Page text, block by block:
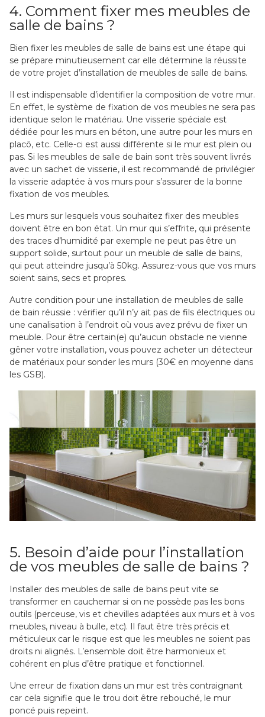
4. Comment fixer mes meubles de
salle de bains ?
Bien fixer les meubles de salle de bains est une étape qui
se prépare minutieusement car elle détermine la réussite
de votre projet d’installation de meubles de salle de bains.
Il est indispensable d’identifier la composition de votre mur.
En effet, le système de fixation de vos meubles ne sera pas
identique selon le matériau. Une visserie spéciale est
dédiée pour les murs en béton, une autre pour les murs en
placô, etc. Celle-ci est aussi différente si le mur est plein ou
pas. Si les meubles de salle de bain sont très souvent livrés
avec un sachet de visserie, il est recommandé de privilégier
la visserie adaptée à vos murs pour s’assurer de la bonne
fixation de vos meubles.
Les murs sur lesquels vous souhaitez fixer des meubles
doivent être en bon état. Un mur qui s’effrite, qui présente
des traces d’humidité par exemple ne peut pas être un
support solide, surtout pour un meuble de salle de bains,
qui peut atteindre jusqu’à 50kg. Assurez-vous que vos murs
soient sains, secs et propres.
Autre condition pour une installation de meubles de salle
de bain réussie : vérifier qu’il n’y ait pas de fils électriques ou
une canalisation à l’endroit où vous avez prévu de fixer un
meuble. Pour être certain(e) qu’aucun obstacle ne vienne
gêner votre installation, vous pouvez acheter un détecteur
de matériaux pour sonder les murs (30€ en moyenne dans
les GSB).
5. Besoin d’aide pour l’installation
de vos meubles de salle de bains ?
Installer des meubles de salle de bains peut vite se
transformer en cauchemar si on ne possède pas les bons
outils (perceuse, vis et chevilles adaptées aux murs et à vos
meubles, niveau à bulle, etc). Il faut être très précis et
méticuleux car le risque est que les meubles ne soient pas
droits ni alignés. L’ensemble doit être harmonieux et
cohérent en plus d’être pratique et fonctionnel.
Une erreur de fixation dans un mur est très contraignant
car cela signifie que le trou doit être rebouché, le mur
poncé puis repeint.